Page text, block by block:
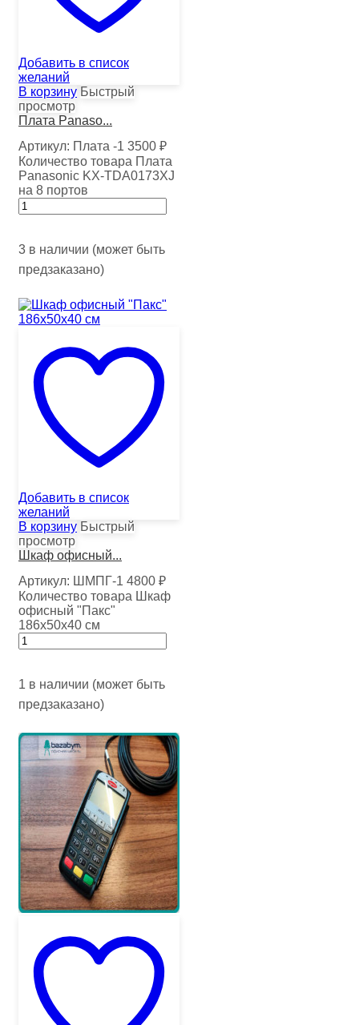
Добавить в список
желаний
В корзину Быстрый
просмотр
Плата Panaso...
Артикул: Плата -1 3500 ₽
Количество товара Плата
Panasonic KX-TDA0173XJ
на 8 портов
3 в наличии (может быть
предзаказано)
Добавить в список
желаний
В корзину Быстрый
просмотр
Шкаф офисный...
Артикул: ШМПГ-1 4800 ₽
Количество товара Шкаф
офисный "Пакс"
186х50х40 см
1 в наличии (может быть
предзаказано)